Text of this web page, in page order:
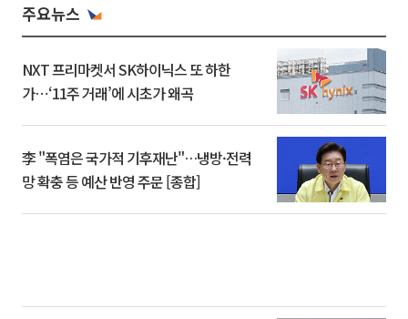
주요뉴스
NXT 프리마켓서 SK하이닉스 또 하한
가⋯‘11주 거래’에 시초가 왜곡
李 "폭염은 국가적 기후재난"…냉방·전력
망 확충 등 예산 반영 주문 [종합]